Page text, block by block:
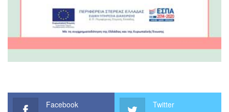
Facebook Twitter